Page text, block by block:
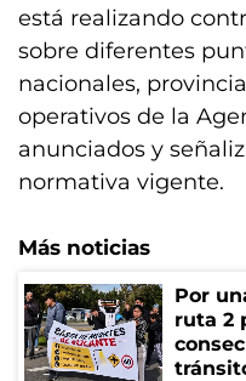
está realizando
sobre diferentes
nacionales,
operativos de la
anunciados y
normativa vigente.
Más noticias
Por
ruta 2